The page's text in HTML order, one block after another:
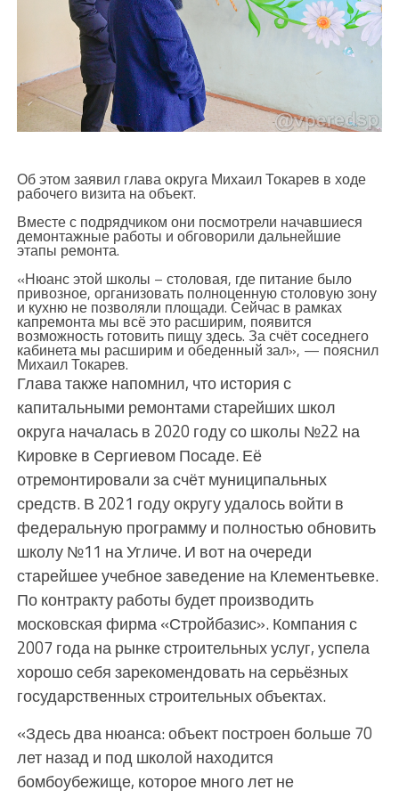
Об этом заявил глава округа Михаил Токарев в ходе
рабочего визита на объект.
Вместе с подрядчиком они посмотрели начавшиеся
демонтажные работы и обговорили дальнейшие
этапы ремонта.
«Нюанс этой школы – столовая, где питание было
привозное, организовать полноценную столовую зону
и кухню не позволяли площади. Сейчас в рамках
капремонта мы всё это расширим, появится
возможность готовить пищу здесь. За счёт соседнего
кабинета мы расширим и обеденный зал», — пояснил
Михаил Токарев.
Глава также напомнил, что история с
капитальными ремонтами старейших школ
округа началась в 2020 году со школы №22 на
Кировке в Сергиевом Посаде. Её
отремонтировали за счёт муниципальных
средств. В 2021 году округу удалось войти в
федеральную программу и полностью обновить
школу №11 на Угличе. И вот на очереди
старейшее учебное заведение на Клементьевке.
По контракту работы будет производить
московская фирма «Стройбазис». Компания с
2007 года на рынке строительных услуг, успела
хорошо себя зарекомендовать на серьёзных
государственных строительных объектах.
«Здесь два нюанса: объект построен больше 70
лет назад и под школой находится
бомбоубежище, которое много лет не